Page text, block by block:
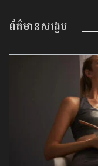
ព័ត៌មានសង្ខេប